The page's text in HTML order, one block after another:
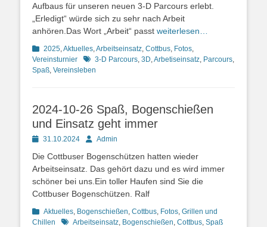
Aufbaus für unseren neuen 3-D Parcours erlebt.
„Erledigt“ würde sich zu sehr nach Arbeit
anhören.Das Wort „Arbeit“ passt weiterlesen…
Kategorien
2025,Aktuelles,Arbeitseinsatz, Cottbus, Fotos,
Vereinsturnier
Schlagworte
3-D Parcours, 3D,Arbetiseinsatz, Parcours,
Spaß, Vereinsleben
2024-10-26 Spaß, Bogenschießen
und Einsatz geht immer
Posted31.10.2024 AutorAdmin
Die Cottbuser Bogenschützen hatten wieder
Arbeitseinsatz. Das gehört dazu und es wird immer
schöner bei uns.Ein toller Haufen sind Sie die
Cottbuser Bogenschützen. Ralf
Kategorien
Aktuelles, Bogenschießen, Cottbus, Fotos, Grillen und
Chillen
Schlagworte
Arbeitseinsatz, Bogenschießen, Cottbus, Spaß